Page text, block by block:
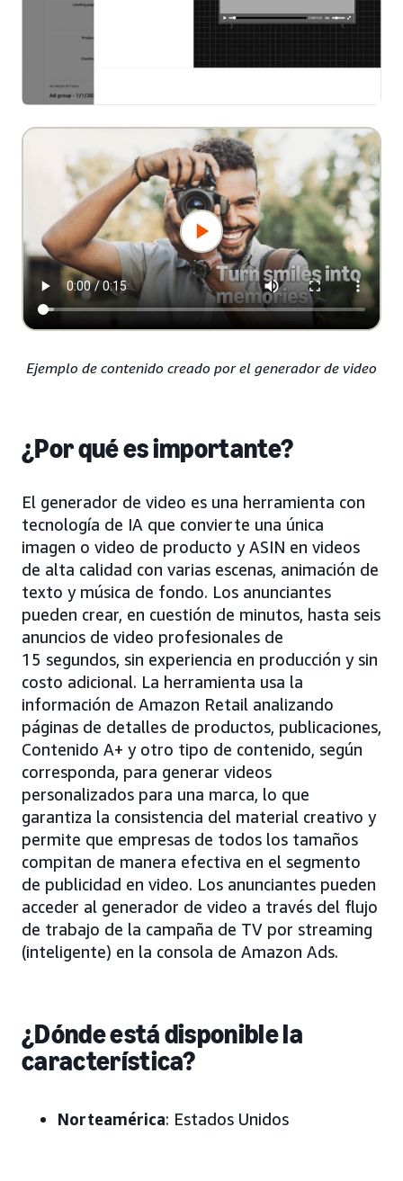
Ejemplo de contenido creado por el generador de video
¿Por qué es importante?
El generador de video es una herramienta con
tecnología de IA que convierte una única
imagen o video de producto y ASIN en videos
de alta calidad con varias escenas, animación de
texto y música de fondo. Los anunciantes
pueden crear, en cuestión de minutos, hasta seis
anuncios de video profesionales de
15 segundos, sin experiencia en producción y sin
costo adicional. La herramienta usa la
información de Amazon Retail analizando
páginas de detalles de productos, publicaciones,
Contenido A+ y otro tipo de contenido, según
corresponda, para generar videos
personalizados para una marca, lo que
garantiza la consistencia del material creativo y
permite que empresas de todos los tamaños
compitan de manera efectiva en el segmento
de publicidad en video. Los anunciantes pueden
acceder al generador de video a través del flujo
de trabajo de la campaña de TV por streaming
(inteligente) en la consola de Amazon Ads.
¿Dónde está disponible la
característica?
Norteamérica: Estados Unidos